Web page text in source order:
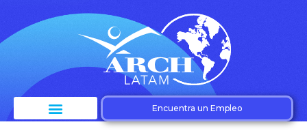
Encuentra un Empleo